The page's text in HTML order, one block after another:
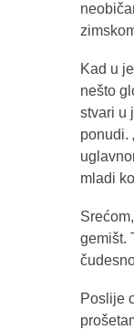
Kad u
nešto
stvari u
ponudi.
mladi
gemišt.
Poslije